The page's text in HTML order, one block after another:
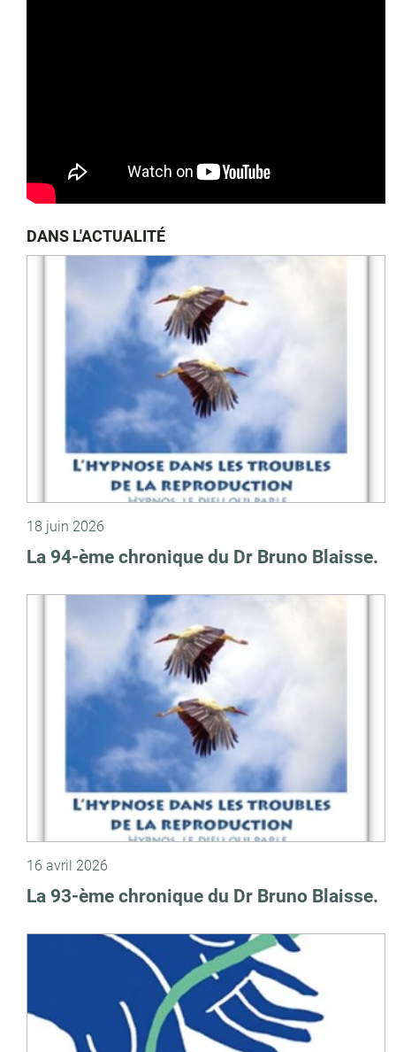
DANS L'ACTUALITÉ
18 juin 2026
La 94-ème chronique du Dr Bruno Blaisse.
16 avril 2026
La 93-ème chronique du Dr Bruno Blaisse.